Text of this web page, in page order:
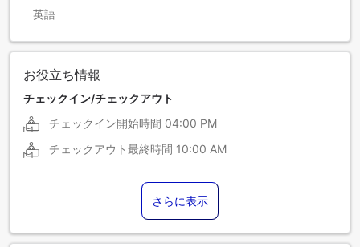
英語
お役立ち情報
チェックイン/チェックアウト
チェックイン開始時間 04:00 PM
チェックアウト最終時間 10:00 AM
さらに表示